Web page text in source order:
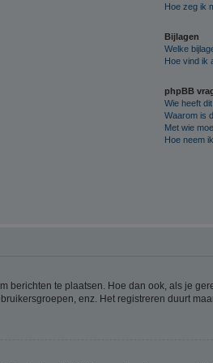
Hoe zeg ik
Bijlagen
Welke
Hoe vind ik
phpBB
Wie heeft
Waarom is
Met wie
Hoe neem
berichten te plaatsen. Hoe dan ook, als je
enz. Het registreren duurt